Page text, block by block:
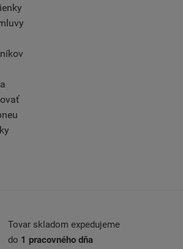
Tovar skladom expedujeme
do 1 pracovného dňa